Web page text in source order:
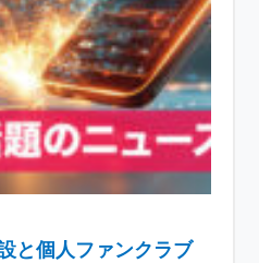
と個人ファンクラブ